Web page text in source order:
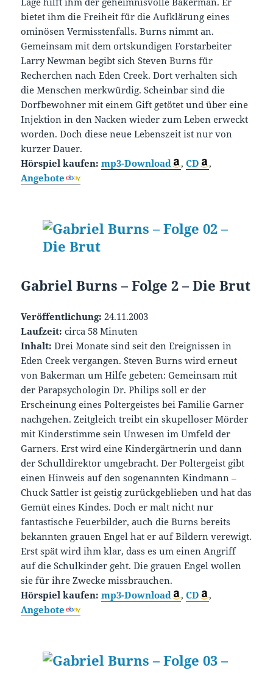
bietet ihm die Freiheit für die Aufklärung eines
ominösen Vermisstenfalls. Burns nimmt an.
Gemeinsam mit dem ortskundigen Forstarbeiter
Larry Newman begibt sich Steven Burns für
Recherchen nach Eden Creek. Dort verhalten sich
die Menschen merkwürdig. Scheinbar sind die
Dorfbewohner mit einem Gift getötet und über eine
Injektion in den Nacken wieder zum Leben erweckt
worden. Doch diese neue Lebenszeit ist nur von
kurzer Dauer.
Hörspiel kaufen: mp3-Download ,CD
,
Angebote
Gabriel Burns – Folge 2 – Die Brut
Veröffentlichung: 24.11.2003
Laufzeit: circa 58 Minuten
Inhalt: Drei Monate sind seit den Ereignissen in
Eden Creek vergangen. Steven Burns wird erneut
von Bakerman um Hilfe gebeten: Gemeinsam mit
der Parapsychologin Dr. Philips soll er der
Erscheinung eines Poltergeistes bei Familie Garner
nachgehen. Zeitgleich treibt ein skupelloser Mörder
mit Kinderstimme sein Unwesen im Umfeld der
Garners. Erst wird eine Kindergärtnerin und dann
der Schulldirektor umgebracht. Der Poltergeist gibt
einen Hinweis auf den sogenannten Kindmann –
Chuck Sattler ist geistig zurückgeblieben und hat das
Gemüt eines Kindes. Doch er malt nicht nur
fantastische Feuerbilder, auch die Burns bereits
bekannten grauen Engel hat er auf Bildern verewigt.
Erst spät wird ihm klar, dass es um einen Angriff
auf die Schulkinder geht. Die grauen Engel wollen
sie für ihre Zwecke missbrauchen.
Hörspiel kaufen: mp3-Download ,CD
,
Angebote